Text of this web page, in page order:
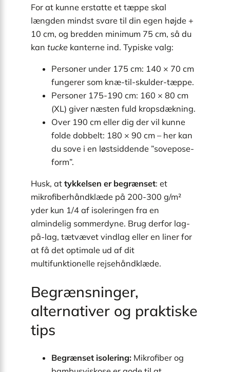
For at kunne erstatte et tæppe skal
længden mindst svare til din egen højde +
10 cm, og bredden minimum 75 cm, så du
kan tucke kanterne ind. Typiske valg:
Personer under 175 cm: 140 × 70 cm
fungerer som knæ-til-skulder-tæppe.
Personer 175-190 cm: 160 × 80 cm
(XL) giver næsten fuld kropsdækning.
Over 190 cm eller dig der vil kunne
folde dobbelt: 180 × 90 cm – her kan
du sove i en løstsiddende ”sovepose-
form”.
Husk, at tykkelsen er begrænset: et
mikrofiberhåndklæde på 200-300 g/m²
yder kun 1/4 af isoleringen fra en
almindelig sommerdyne. Brug derfor lag-
på-lag, tætvævet vindlag eller en liner for
at få det optimale ud af dit
multifunktionelle rejsehåndklæde.
Begrænsninger,
alternativer og praktiske
tips
Begrænset isolering: Mikrofiber og